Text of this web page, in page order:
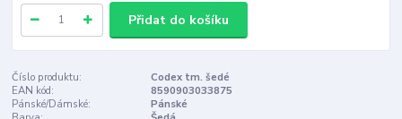
Přidat do košíku
Číslo produktu:
Codex tm. šedé
EAN kód:
8590903033875
Pánské/Dámské:
Pánské